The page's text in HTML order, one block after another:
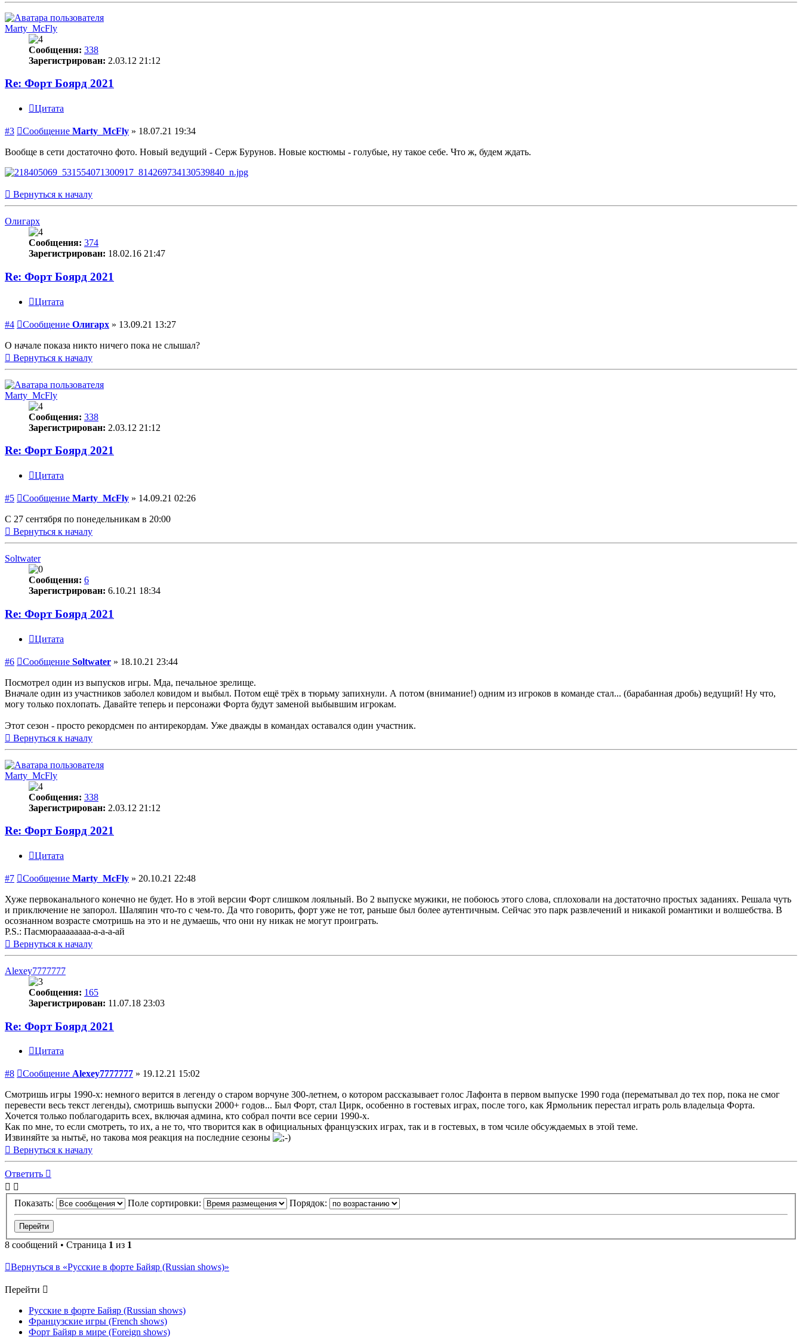
Marty_McFly
Сообщения: 338
Зарегистрирован: 2.03.12 21:12
Re: Форт Боярд 2021
Цитата
#3 Сообщение Marty_McFly » 18.07.21 19:34
Вообще в сети достаточно фото. Новый ведущий - Серж Бурунов. Новые костюмы - голубые, ну такое себе. Что ж, будем ждать.
Вернуться к началу
Олигарх
Сообщения: 374
Зарегистрирован: 18.02.16 21:47
Re: Форт Боярд 2021
Цитата
#4 Сообщение Олигарх » 13.09.21 13:27
О начале показа никто ничего пока не слышал?
Вернуться к началу
Marty_McFly
Сообщения: 338
Зарегистрирован: 2.03.12 21:12
Re: Форт Боярд 2021
Цитата
#5 Сообщение Marty_McFly » 14.09.21 02:26
С 27 сентября по понедельникам в 20:00
Вернуться к началу
Soltwater
Сообщения: 6
Зарегистрирован: 6.10.21 18:34
Re: Форт Боярд 2021
Цитата
#6 Сообщение Soltwater » 18.10.21 23:44
Посмотрел один из выпусков игры. Мда, печальное зрелище.
Вначале один из участников заболел ковидом и выбыл. Потом ещё трёх в тюрьму запихнули. А потом (внимание!) одним из игроков в команде стал... (барабанная дробь) ведущий! Ну что,
могу только похлопать. Давайте теперь и персонажи Форта будут заменой выбывшим игрокам.
Этот сезон - просто рекордсмен по антирекордам. Уже дважды в командах оставался один участник.
Вернуться к началу
Marty_McFly
Сообщения: 338
Зарегистрирован: 2.03.12 21:12
Re: Форт Боярд 2021
Цитата
#7 Сообщение Marty_McFly » 20.10.21 22:48
Хуже первоканального конечно не будет. Но в этой версии Форт слишком лояльный. Во 2 выпуске мужики, не побоюсь этого слова, сплоховали на достаточно простых заданиях. Решала чуть
и приключение не запорол. Шаляпин что-то с чем-то. Да что говорить, форт уже не тот, раньше был более аутентичным. Сейчас это парк развлечений и никакой романтики и волшебства. В
осознанном возрасте смотришь на это и не думаешь, что они ну никак не могут проиграть.
P.S.: Пасмюраааааааа-а-а-а-ай
Вернуться к началу
Alexey7777777
Сообщения: 165
Зарегистрирован: 11.07.18 23:03
Re: Форт Боярд 2021
Цитата
#8 Сообщение Alexey7777777 » 19.12.21 15:02
Смотришь игры 1990-х: немного верится в легенду о старом ворчуне 300-летнем, о котором рассказывает голос Лафонта в первом выпуске 1990 года (перематывал до тех пор, пока не смог
перевести весь текст легенды), смотришь выпуски 2000+ годов... Был Форт, стал Цирк, особенно в гостевых играх, после того, как Ярмольник перестал играть роль владельца Форта.
Хочется только поблагодарить всех, включая админа, кто собрал почти все серии 1990-х.
Как по мне, то если смотреть, то их, а не то, что творится как в официальных французских играх, так и в гостевых, в том чсиле обсуждаемых в этой теме.
Извиняйте за нытьё, но такова моя реакция на последние сезоны
Вернуться к началу
Ответить
Показать: Поле сортировки: Порядок:
8 сообщений • Страница 1 из 1
Вернуться в «Русские в форте Байяр (Russian shows)»
Перейти
Русские в форте Байяр (Russian shows)
Французские игры (French shows)
Форт Байяр в мире (Foreign shows)